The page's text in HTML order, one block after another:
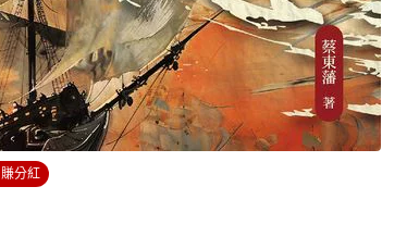
賺分紅